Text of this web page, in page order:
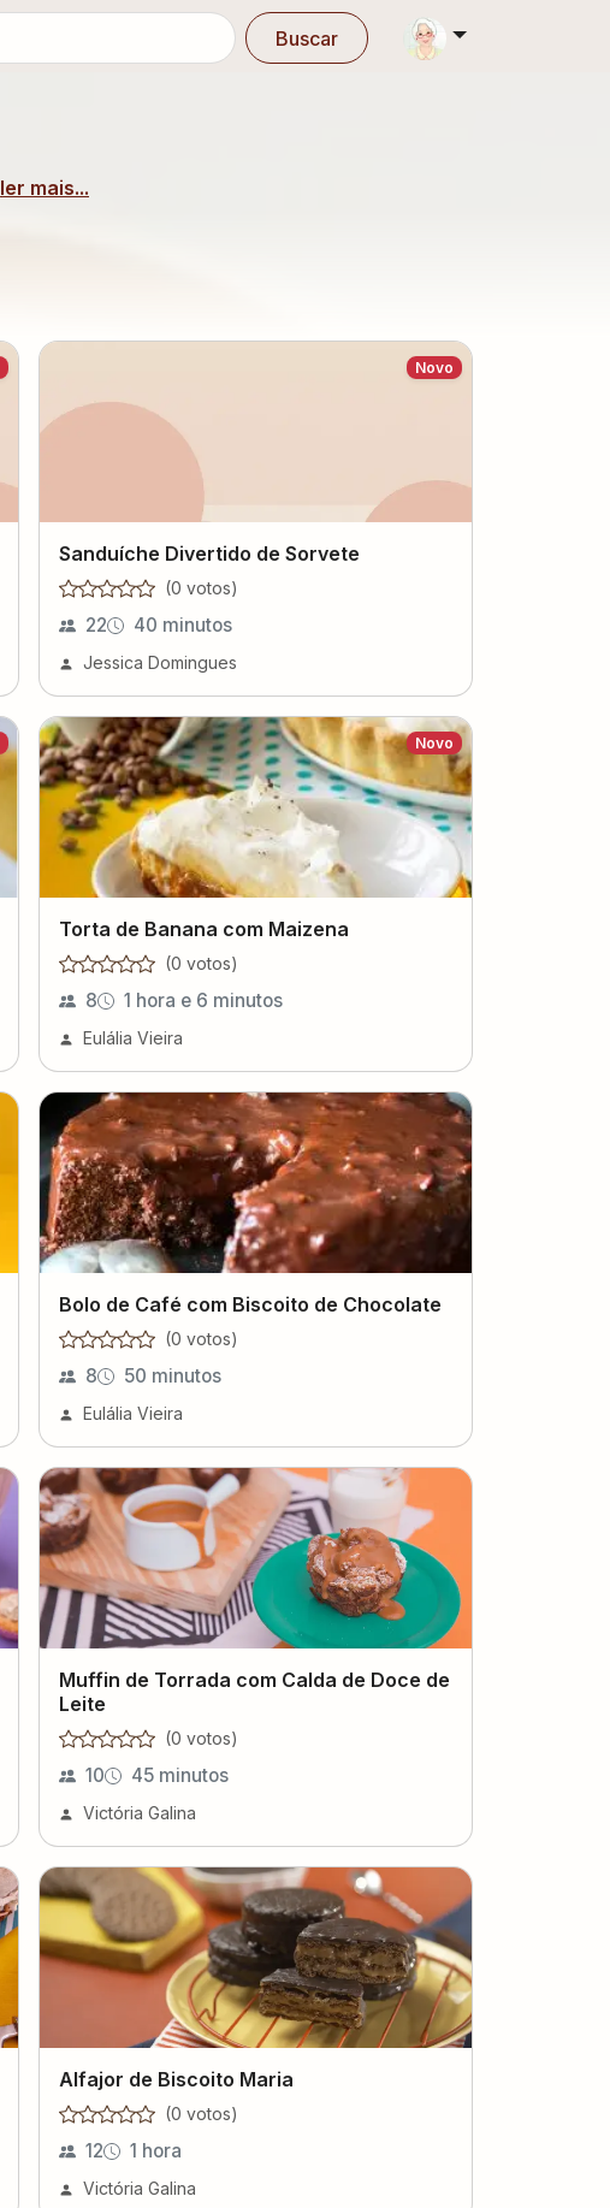
Buscar
ler mais...
Novo
Sanduíche Divertido de Sorvete
(0 votos)
22 40 minutos
Jessica Domingues
Novo
Torta de Banana com Maizena
(0 votos)
8 1 hora e 6 minutos
Eulália Vieira
Bolo de Café com Biscoito de Chocolate
(0 votos)
8 50 minutos
Eulália Vieira
Muffin de Torrada com Calda de Doce de
Leite
(0 votos)
10 45 minutos
Victória Galina
Alfajor de Biscoito Maria
(0 votos)
12 1 hora
Victória Galina